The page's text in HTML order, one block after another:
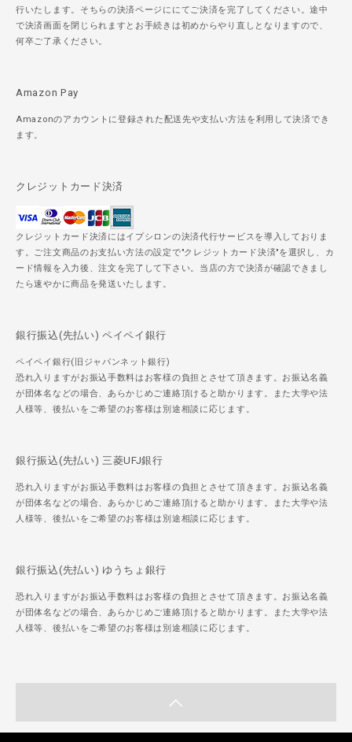
行いたします。そちらの決済ページににてご決済を完了してください。途中
で決済画面を閉じられますとお手続きは初めからやり直しとなりますので、
何卒ご了承ください。
Amazon Pay
Amazonのアカウントに登録された配送先や支払い方法を利用して決済でき
ます。
クレジットカード決済
クレジットカード決済にはイプシロンの決済代行サービスを導入しておりま
す。ご注文商品のお支払い方法の設定で"クレジットカード決済"を選択し、カ
ード情報を入力後、注文を完了して下さい。当店の方で決済が確認できまし
たら速やかに商品を発送いたします。
銀行振込(先払い) ペイペイ銀行
ペイペイ銀行(旧ジャパンネット銀行)
恐れ入りますがお振込手数料はお客様の負担とさせて頂きます。お振込名義
が団体名などの場合、あらかじめご連絡頂けると助かります。また大学や法
人様等、後払いをご希望のお客様は別途相談に応じます。
銀行振込(先払い) 三菱UFJ銀行
恐れ入りますがお振込手数料はお客様の負担とさせて頂きます。お振込名義
が団体名などの場合、あらかじめご連絡頂けると助かります。また大学や法
人様等、後払いをご希望のお客様は別途相談に応じます。
銀行振込(先払い) ゆうちょ銀行
恐れ入りますがお振込手数料はお客様の負担とさせて頂きます。お振込名義
が団体名などの場合、あらかじめご連絡頂けると助かります。また大学や法
人様等、後払いをご希望のお客様は別途相談に応じます。